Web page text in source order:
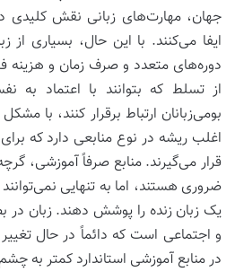
جهان، مهارت‌های زبانی نقش کلیدی
ایفا می‌کنند. با این حال، بسیاری از
دوره‌های متعدد و صرف زمان و هزینه
از تسلط که بتوانند با اعتماد
بومی‌زبانان ارتباط برقرار کنند، با
اغلب ریشه در نوع منابعی دارد که
قرار می‌گیرند. منابع صرفاً آموزشی،
ضروری هستند، اما به تنهایی
یک زبان زنده را پوشش دهند. زبان در
و اجتماعی است که دائماً در حال
در منابع آموزشی استاندارد کمتر به